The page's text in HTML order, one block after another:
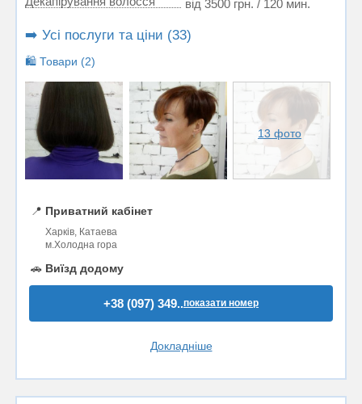
від 3500 грн. / 120 мин.
➡️ Усі послуги та ціни (33)
🛍️ Товари (2)
13 фото
📍 Приватний кабінет
Харків, Катаева
м.Холодна гора
🚗 Виїзд додому
+38 (097) 349..показати номер
Докладніше